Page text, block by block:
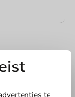
te